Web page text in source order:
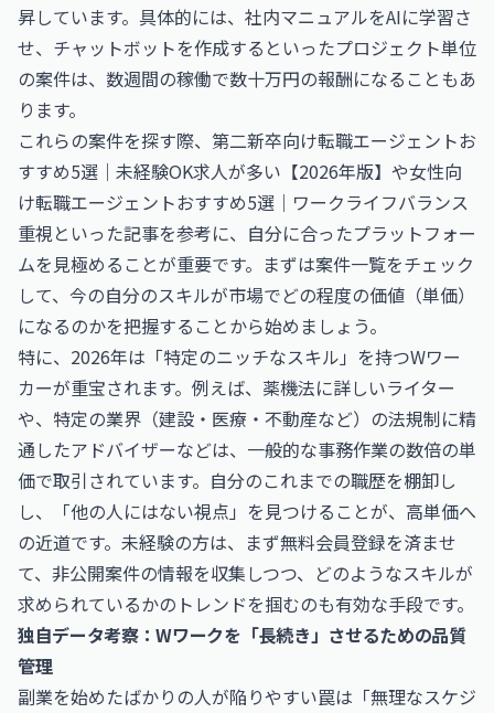
昇しています。具体的には、社内マニュアルをAIに学習さ
せ、チャットボットを作成するといったプロジェクト単位
の案件は、数週間の稼働で数十万円の報酬になることもあ
ります。
これらの案件を探す際、 第二新卒向け転職エージェントお
すすめ5選｜未経験OK求人が多い【2026年版】 や女性向
け転職エージェントおすすめ5選｜ワークライフバランス
重視といった記事を参考に、自分に合ったプラットフォー
ムを見極めることが重要です。まずは案件一覧をチェック
して、今の自分のスキルが市場でどの程度の価値（単価）
になるのかを把握することから始めましょう。
特に、2026年は「特定のニッチなスキル」を持つWワー
カーが重宝されます。例えば、薬機法に詳しいライター
や、特定の業界（建設・医療・不動産など）の法規制に精
通したアドバイザーなどは、一般的な事務作業の数倍の単
価で取引されています。自分のこれまでの職歴を棚卸し
し、「他の人にはない視点」を見つけることが、高単価へ
の近道です。未経験の方は、まず無料会員登録を済ませ
て、非公開案件の情報を収集しつつ、どのようなスキルが
求められているかのトレンドを掴むのも有効な手段です。
独自データ考察：Wワークを「長続き」させるための品質
管理
副業を始めたばかりの人が陥りやすい罠は「無理なスケジ